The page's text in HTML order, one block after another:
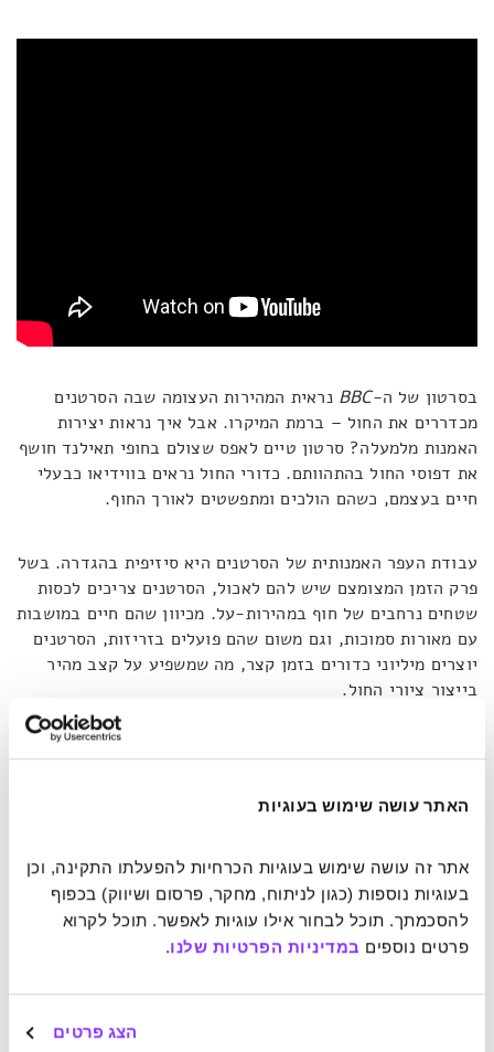
האתר עושה שימוש בעוגיות
פרטים נוספים במדיניות הפרטיות שלנו.
הצג פרטים
בסרטון של ה-BBC נראית המהירות העצומה שבה הסרטנים
מכדררים את החול – ברמת המיקרו. אבל איך נראות יצירות
האמנות מלמעלה? סרטון טיים לאפס שצולם בחופי תאילנד חושף
את דפוסי החול בהתהוותם. כדורי החול נראים בווידיאו כבעלי
חיים בעצמם, כשהם הולכים ומתפשטים לאורך החוף.
עבודת העפר האמנותית של הסרטנים היא סיזיפית בהגדרה. בשל
פרק הזמן המצומצם שיש להם לאכול, הסרטנים צריכים לכסות
שטחים נרחבים של חוף במהירות-על. מכיוון שהם חיים במושבות
עם מאורות סמוכות, וגם משום שהם פועלים בזריזות, הסרטנים
יוצרים מיליוני כדורים בזמן קצר, מה שמשפיע על קצב מהיר
בייצור ציורי החול.
אחת השאלות שמסקרנות מדענים בנוגע לאופן התזונה המשונה
לא משליכים את הגרגירים הנקיים הצדה, כפי שאנו עושים עם
החול שבאות בעקבותיו הם שכלול שנועד לחסוך בזמן ובאנרגיה.
כפי הנראה, הסרטנים פשוט מסדרים בצד את כל גרגירי החול
המשומשים, כדי שלא יצטרכו לחזור פעמיים אף לגרגר חול אחד.
כשיש לך שעתיים לנקות חוף שלם, טכניקה שכזו היא דבר
מתבקש.